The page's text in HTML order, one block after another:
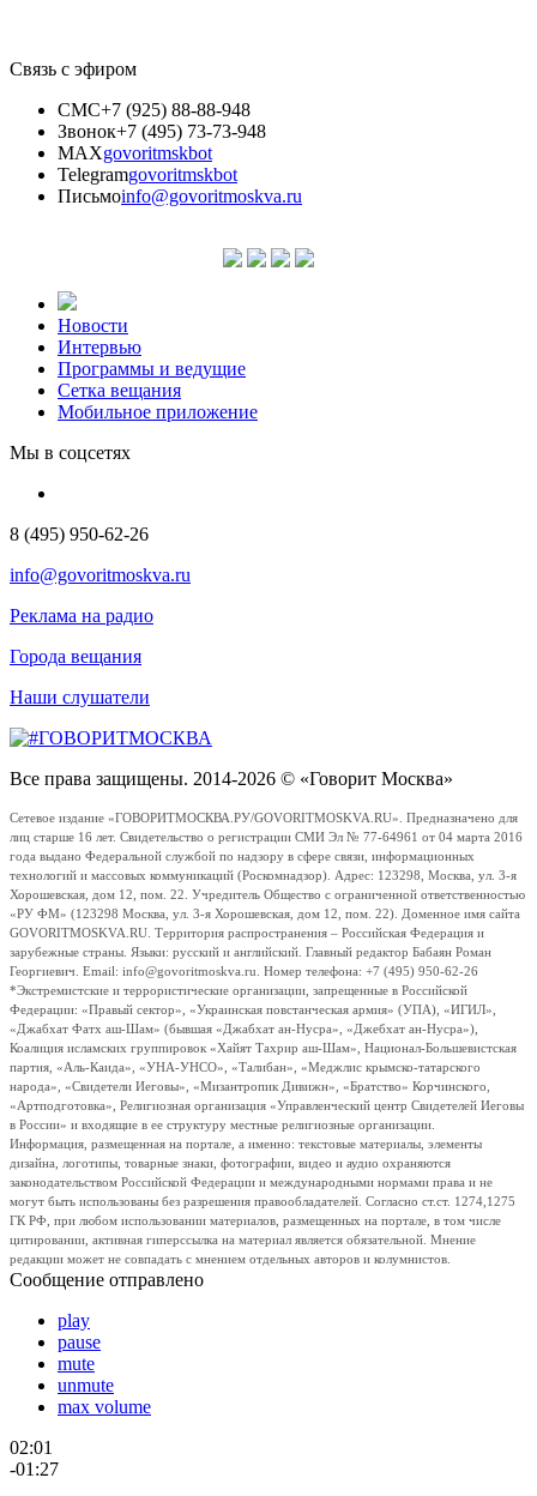
Связь с эфиром
СМС+7 (925) 88-88-948
Звонок+7 (495) 73-73-948
MAXgovoritmskbot
Telegramgovoritmskbot
Письмоinfo@govoritmoskva.ru
Новости
Интервью
Программы и ведущие
Сетка вещания
Мобильное приложение
Мы в соцсетях
8 (495) 950-62-26
info@govoritmoskva.ru
Реклама на радио
Города вещания
Наши слушатели
Все права защищены. 2014-2026 © «Говорит Москва»
Сетевое издание «ГОВОРИТМОСКВА.РУ/GOVORITMOSKVA.RU». Предназначено для
лиц старше 16 лет. Свидетельство о регистрации СМИ Эл № 77-64961 от 04 марта 2016
года выдано Федеральной службой по надзору в сфере связи, информационных
технологий и массовых коммуникаций (Роскомнадзор). Адрес: 123298, Москва, ул. 3-я
Хорошевская, дом 12, пом. 22. Учредитель Общество с ограниченной ответственностью
«РУ ФМ» (123298 Москва, ул. 3-я Хорошевская, дом 12, пом. 22). Доменное имя сайта
GOVORITMOSKVA.RU. Территория распространения – Российская Федерация и
зарубежные страны. Языки: русский и английский. Главный редактор Бабаян Роман
Георгиевич. Email: info@govoritmoskva.ru. Номер телефона: +7 (495) 950-62-26
*Экстремистские и террористические организации, запрещенные в Российской
Федерации: «Правый сектор», «Украинская повстанческая армия» (УПА), «ИГИЛ»,
«Джабхат Фатх аш-Шам» (бывшая «Джабхат ан-Нусра», «Джебхат ан-Нусра»),
Коалиция исламских группировок «Хайят Тахрир аш-Шам», Национал-Большевистская
партия, «Аль-Каида», «УНА-УНСО», «Талибан», «Меджлис крымско-татарского
народа», «Свидетели Иеговы», «Мизантропик Дивижн», «Братство» Корчинского,
«Артподготовка», Религиозная организация «Управленческий центр Свидетелей Иеговы
в России» и входящие в ее структуру местные религиозные организации.
Информация, размещенная на портале, а именно: текстовые материалы, элементы
дизайна, логотипы, товарные знаки, фотографии, видео и аудио охраняются
законодательством Российской Федерации и международными нормами права и не
могут быть использованы без разрешения правообладателей. Согласно ст.ст. 1274,1275
ГК РФ, при любом использовании материалов, размещенных на портале, в том числе
цитировании, активная гиперссылка на материал является обязательной. Мнение
редакции может не совпадать с мнением отдельных авторов и колумнистов.
Сообщение отправлено
play
pause
mute
unmute
max volume
02:01
-01:27